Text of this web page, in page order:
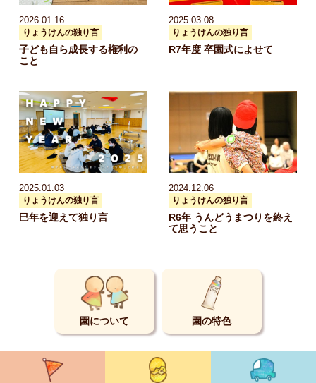
2026.01.16
りょうけんの独り言
子ども自ら成長する権利の
こと
2025.03.08
りょうけんの独り言
R7年度 卒園式によせて
2025.01.03
りょうけんの独り言
巳年を迎えて独り言
2024.12.06
りょうけんの独り言
R6年 うんどうまつりを終え
て思うこと
園について 園の特色